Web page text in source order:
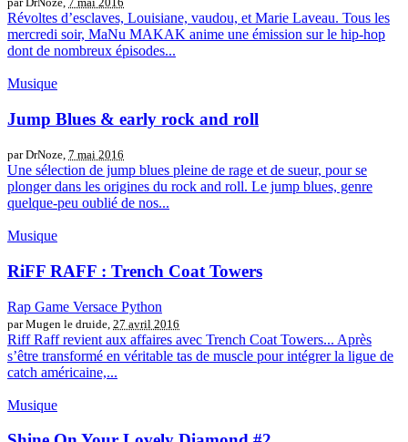
Révoltes d’esclaves, Louisiane, vaudou, et Marie Laveau. Tous les
mercredi soir, MaNu MAKAK anime une émission sur le hip-hop
dont de nombreux épisodes...
Musique
Jump Blues & early rock and roll
par DrNoze, 7 mai 2016
Une sélection de jump blues pleine de rage et de sueur, pour se
plonger dans les origines du rock and roll. Le jump blues, genre
quelque-peu oublié de nos...
Musique
RiFF RAFF : Trench Coat Towers
Rap Game Versace Python
par Mugen le druide, 27 avril 2016
Riff Raff revient aux affaires avec Trench Coat Towers... Après
s’être transformé en véritable tas de muscle pour intégrer la ligue de
catch américaine,...
Musique